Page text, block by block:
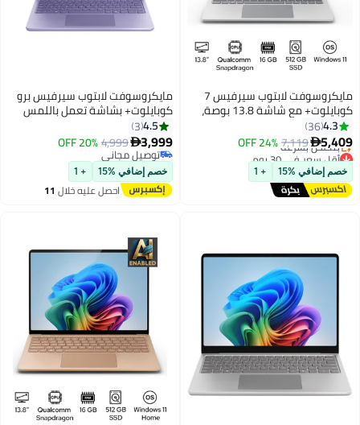
مايكروسوفت لابتوب سيرفيس 7
كوبايلوت+ مع شاشة 13.8 بوصة،
رسومات كوالكوم أدرينو، ويندوز 11
4.3
36
5,409
7,119
24% OFF
أقل سعر في 30 يوم
توصيل مجاني
بتخلّص بسرعة
أقل سعر في 30 يوم
خصم إضافي %15 + 1
مايكروسوفت لابتوب سيرفيس برو
كوبايلوت+ بشاشة تعمل باللمس
LCD مقاس 13 بوصة، مع معالج
سناب دراجون X بلس/16 جيجابايت
ذاكرة وصول عشوائي DDR5/512
جيجابايت SSD/رسومات كوالكوم
أدرينو/ويندوز 11 هوم/
4.5
3
3,999
4,999
20% OFF
توصيل مجاني
توصيل مجاني
خصم إضافي %15 + 1
احصل عليه خلال 11